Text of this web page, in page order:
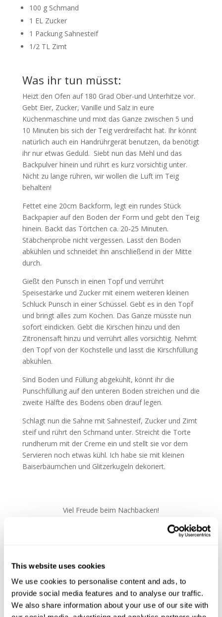
This website uses cookies
We use cookies to personalise content and ads, to
provide social media features and to analyse our traffic.
We also share information about your use of our site with
100 g Schmand
1 EL Zucker
1 Packung Sahnesteif
1/2 TL Zimt
Was ihr tun müsst:
Heizt den Ofen auf 180 Grad Ober-und Unterhitze vor.
Gebt Eier, Zucker, Vanille und Salz in eure
Küchenmaschine und mixt das Ganze zwischen 5 und
10 Minuten bis sich der Teig verdreifacht hat. Ihr könnt
natürlich auch ein Handrührgerät benutzen, da benötigt
ihr nur etwas Geduld. Siebt nun das Mehl und das
Backpulver hinein und rührt es kurz vorsichtig unter.
Nicht zu lange rühren, wir wollen die Luft im Teig
behalten!
Fettet eine 20cm Backform, legt ein rundes Stück
Backpapier auf den Boden der Form und gebt den Teig
hinein. Backt das Törtchen ca. 20-25 Minuten.
Stäbchenprobe nicht vergessen. Lasst den Boden
abkühlen und schneidet ihn anschließend in der Mitte
durch.
Gießt den Punsch in einen Topf und verrührt
Speisestärke und Zucker mit einem weiteren kleinen
Schluck Punsch in einer Schüssel. Gebt es in den Topf
und bringt alles zum Kochen. Das Ganze müsste nun
sofort eindicken. Gebt die Kirschen hinzu und den
Zitronensaft hinzu und verrührt alles vorsichtig. Nehmt
den Topf von der Kochstelle und lasst die Kirschfüllung
abkühlen.
Sind Boden und Füllung abgekühlt, könnt ihr die
Punschfüllung auf den unteren Boden streichen und die
zweite Hälfte des Bodens oben drauf legen.
Schlagt nun die Sahne mit Sahnesteif, Zucker und Zimt
steif und rührt den Schmand unter. Streicht die Torte
rundherum mit der Creme ein und stellt sie vor dem
Servieren noch etwas kühl. Ich habe sie mit kleinen
Baiserbäumchen und Glitzerkugeln dekoriert.
Viel Freude beim Nachbacken!
Weihnachtliches Apfel-Zimt-Törtchen
vonMaria| Dez. 6, 2019|Essen & Trinken